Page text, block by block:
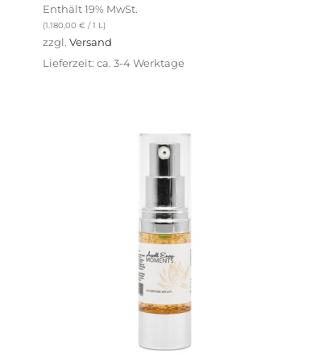
Enthält 19% MwSt.
(1.180,00 € / 1 L)
zzgl. Versand
Lieferzeit: ca. 3-4 Werktage